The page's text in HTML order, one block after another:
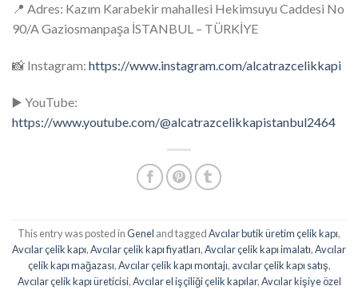
📍 Adres: Kazım Karabekir mahallesi Hekimsuyu Caddesi No
90/A Gaziosmanpaşa İSTANBUL – TÜRKİYE
📸 Instagram: https://www.instagram.com/alcatrazcelikkapi
▶️ YouTube:
https://www.youtube.com/@alcatrazcelikkapistanbul2464
This entry was posted inGenel and taggedAvcılar butik üretim çelik kapı,
Avcılar çelik kapı,Avcılar çelik kapı fiyatları,Avcılar çelik kapı imalatı,Avcılar
çelik kapı mağazası,Avcılar çelik kapı montajı, avcılar çelik kapı satış,
Avcılar çelik kapı üreticisi,Avcılar el işçiliği çelik kapılar,Avcılar kişiye özel